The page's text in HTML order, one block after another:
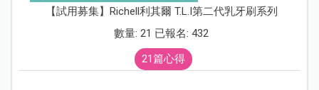
【試用募集】Richell利其爾 T.L.I第二代乳牙刷系列
數量: 21 已報名: 432
21篇心得